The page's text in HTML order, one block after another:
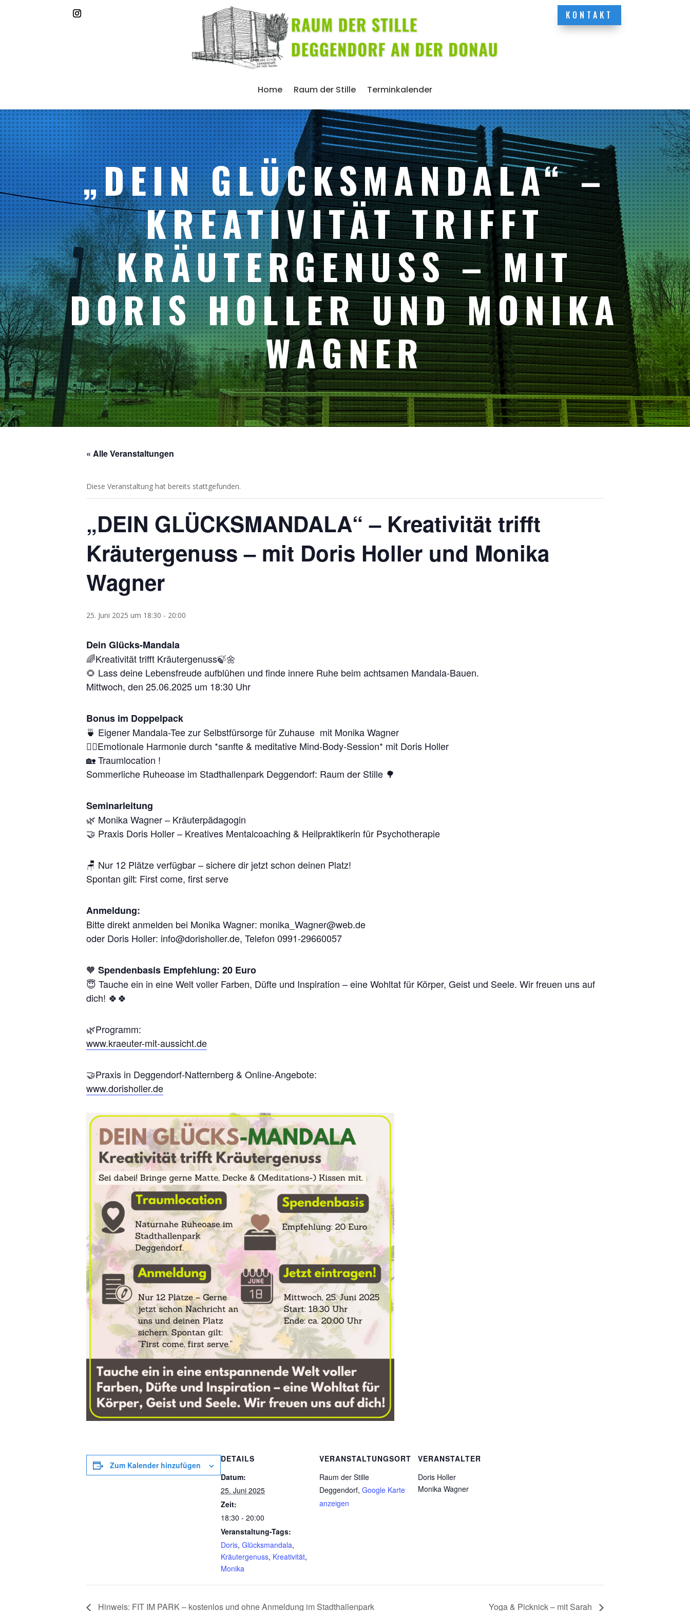
Home Raum der Stille Terminkalender
KONTAKT
„DEIN GLÜCKSMANDALA“ –
KREATIVITÄT TRIFFT
KRÄUTERGENUSS – MIT
DORIS HOLLER UND MONIKA
WAGNER
« Alle Veranstaltungen
Diese Veranstaltung hat bereits stattgefunden.
„DEIN GLÜCKSMANDALA“ – Kreativität trifft
Kräutergenuss – mit Doris Holler und Monika
Wagner
25. Juni 2025 um 18:30 - 20:00
Dein Glücks-Mandala
🌈Kreativität trifft Kräutergenuss🍃🌼
🌻 Lass deine Lebensfreude aufblühen und finde innere Ruhe beim achtsamen Mandala-Bauen.
Mittwoch, den 25.06.2025 um 18:30 Uhr
Bonus im Doppelpack
🍵 Eigener Mandala-Tee zur Selbstfürsorge für Zuhause mit Monika Wagner
🧘‍♀️Emotionale Harmonie durch *sanfte & meditative Mind-Body-Session* mit Doris Holler
🏡 Traumlocation !
Sommerliche Ruheoase im Stadthallenpark Deggendorf: Raum der Stille 🌳
Seminarleitung
🌿 Monika Wagner – Kräuterpädagogin
🤝 Praxis Doris Holler – Kreatives Mentalcoaching & Heilpraktikerin für Psychotherapie
🪑 Nur 12 Plätze verfügbar – sichere dir jetzt schon deinen Platz!
Spontan gilt: First come, first serve
Anmeldung:
Bitte direkt anmelden bei Monika Wagner: monika_Wagner@web.de
oder Doris Holler: info@dorisholler.de, Telefon 0991-29660057
🧡 Spendenbasis Empfehlung: 20 Euro
😇 Tauche ein in eine Welt voller Farben, Düfte und Inspiration – eine Wohltat für Körper, Geist und Seele. Wir freuen uns auf
dich! 🍀🍀
🌿Programm:
www.kraeuter-mit-aussicht.de
🤝Praxis in Deggendorf-Natternberg & Online-Angebote:
www.dorisholler.de
Zum Kalender hinzufügen
DETAILS
Datum:
25. Juni 2025
Zeit:
18:30 - 20:00
Veranstaltung-Tags:
Doris, Glücksmandala,
Kräutergenuss, Kreativität,
Monika
VERANSTALTUNGSORT
Raum der Stille
Deggendorf, Google Karte
anzeigen
VERANSTALTER
Doris Holler
Monika Wagner
Hinweis: FIT IM PARK – kostenlos und ohne Anmeldung im Stadthallenpark Yoga & Picknick – mit Sarah